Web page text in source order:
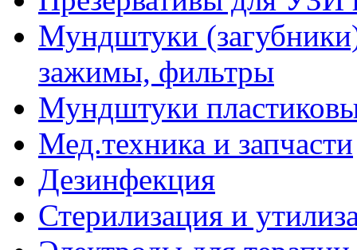
Мундштуки
зажимы, фильтры
Мундштуки
Мед.техника и запчасти
Дезинфекция
Стерилизация и